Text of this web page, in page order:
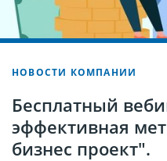
НОВОСТИ КОМПАНИИ
Бесплатный
эффективная
бизнес проект".